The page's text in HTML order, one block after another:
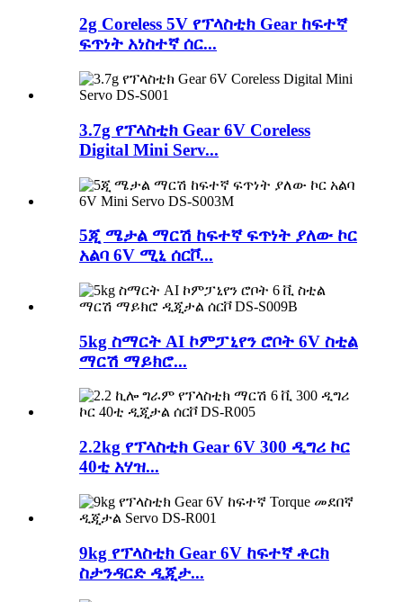
2g Coreless 5V የፕላስቲክ Gear ከፍተኛ
ፍጥነት አነስተኛ ሰር...
3.7g የፕላስቲክ Gear 6V Coreless
Digital Mini Serv...
5ጂ ሜታል ማርሽ ከፍተኛ ፍጥነት ያለው ኮር
አልባ 6V ሚኒ ሰርቮ...
5kg ስማርት AI ኮምፓኒየን ሮቦት 6V ስቲል
ማርሽ ማይክሮ...
2.2kg የፕላስቲክ Gear 6V 300 ዲግሪ ኮር
40ቲ አሃዝ...
9kg የፕላስቲክ Gear 6V ከፍተኛ ቶርክ
ስታንዳርድ ዲጂታ...